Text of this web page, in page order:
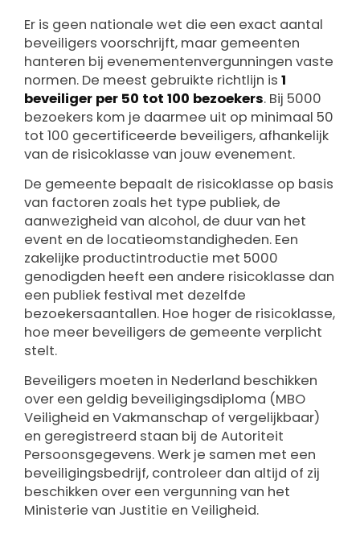
Er is geen nationale wet die een exact aantal
beveiligers voorschrijft, maar gemeenten
hanteren bij evenementenvergunningen vaste
normen. De meest gebruikte richtlijn is 1
beveiliger per 50 tot 100 bezoekers. Bij 5000
bezoekers kom je daarmee uit op minimaal 50
tot 100 gecertificeerde beveiligers, afhankelijk
van de risicoklasse van jouw evenement.
De gemeente bepaalt de risicoklasse op basis
van factoren zoals het type publiek, de
aanwezigheid van alcohol, de duur van het
event en de locatieomstandigheden. Een
zakelijke productintroductie met 5000
genodigden heeft een andere risicoklasse dan
een publiek festival met dezelfde
bezoekersaantallen. Hoe hoger de risicoklasse,
hoe meer beveiligers de gemeente verplicht
stelt.
Beveiligers moeten in Nederland beschikken
over een geldig beveiligingsdiploma (MBO
Veiligheid en Vakmanschap of vergelijkbaar)
en geregistreerd staan bij de Autoriteit
Persoonsgegevens. Werk je samen met een
beveiligingsbedrijf, controleer dan altijd of zij
beschikken over een vergunning van het
Ministerie van Justitie en Veiligheid.